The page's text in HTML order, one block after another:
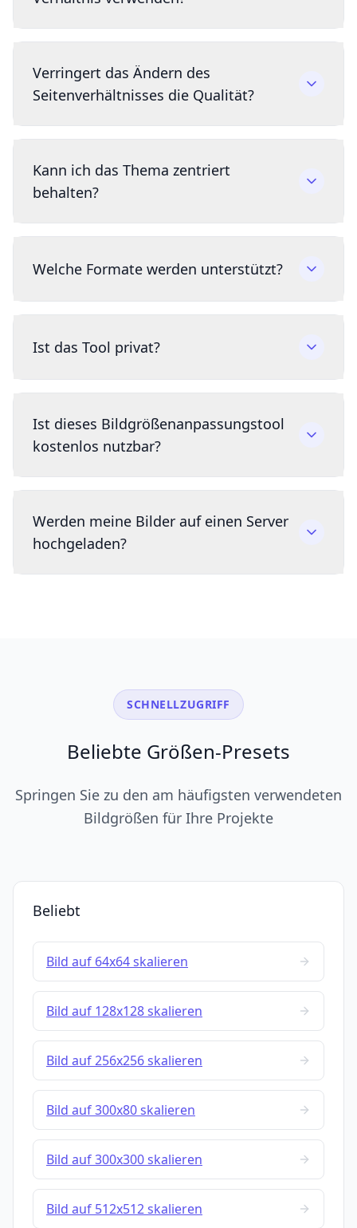
Verringert das Ändern des
Seitenverhältnisses die Qualität?
Kann ich das Thema zentriert
behalten?
Welche Formate werden unterstützt?
Ist das Tool privat?
Ist dieses Bildgrößenanpassungstool
kostenlos nutzbar?
Werden meine Bilder auf einen Server
hochgeladen?
SCHNELLZUGRIFF
Beliebte Größen-Presets
Springen Sie zu den am häufigsten verwendeten
Bildgrößen für Ihre Projekte
Beliebt
Bild auf 64x64 skalieren
Bild auf 128x128 skalieren
Bild auf 256x256 skalieren
Bild auf 300x80 skalieren
Bild auf 300x300 skalieren
Bild auf 512x512 skalieren